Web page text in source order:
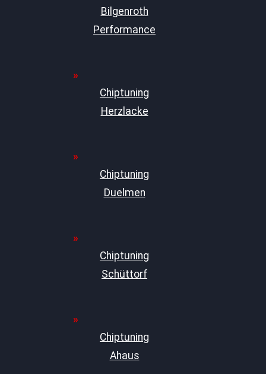
Bilgenroth
Performance
Chiptuning
Herzlacke
Chiptuning
Duelmen
Chiptuning
Schüttorf
Chiptuning
Ahaus